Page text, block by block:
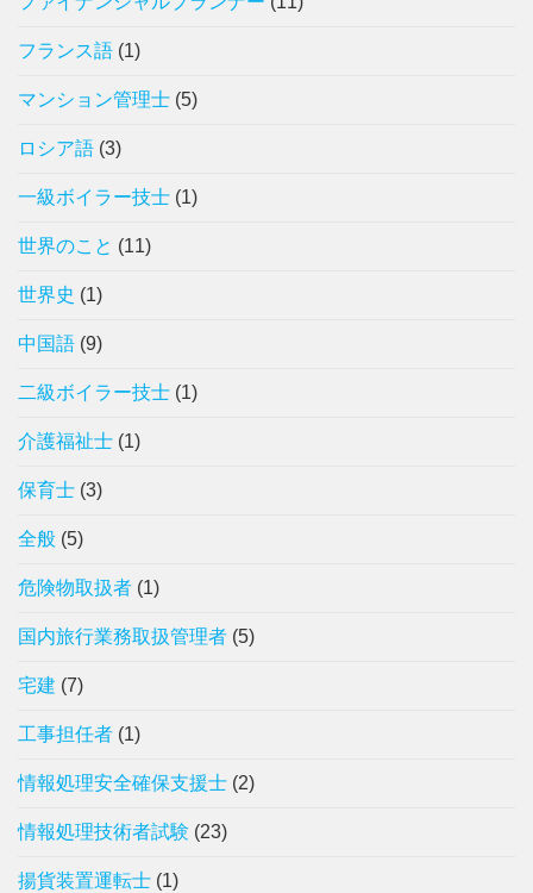
フランス語 (1)
マンション管理士 (5)
ロシア語 (3)
一級ボイラー技士 (1)
世界のこと (11)
世界史 (1)
中国語 (9)
二級ボイラー技士 (1)
介護福祉士 (1)
保育士 (3)
全般 (5)
危険物取扱者 (1)
国内旅行業務取扱管理者 (5)
宅建 (7)
工事担任者 (1)
情報処理安全確保支援士 (2)
情報処理技術者試験 (23)
揚貨装置運転士 (1)